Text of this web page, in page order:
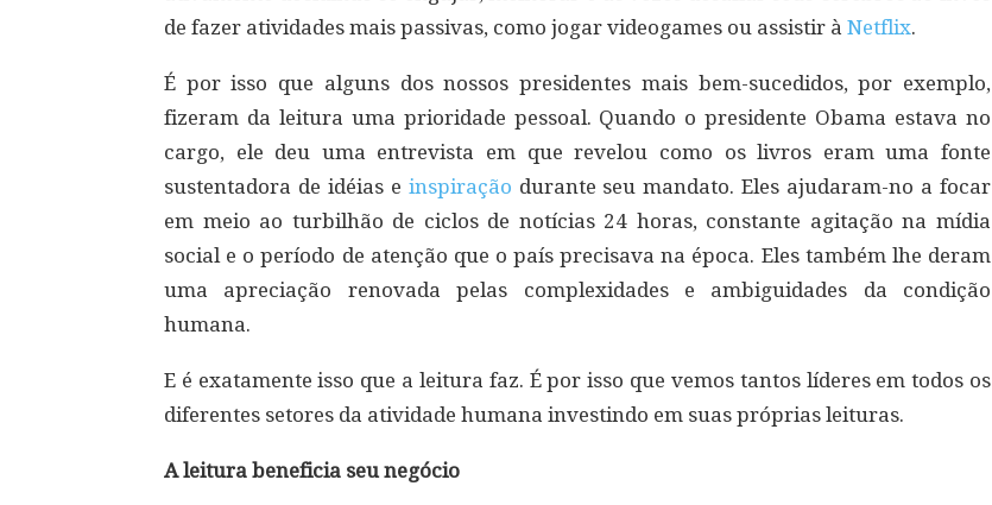
de fazer atividades mais passivas, como jogar videogames ou assistir à Netflix.
É por isso que alguns dos nossos presidentes mais bem-sucedidos, por exemplo,
fizeram da leitura uma prioridade pessoal. Quando o presidente Obama estava no
cargo, ele deu uma entrevista em que revelou como os livros eram uma fonte
sustentadora de idéias e inspiração durante seu mandato. Eles ajudaram-no a focar
em meio ao turbilhão de ciclos de notícias 24 horas, constante agitação na mídia
social e o período de atenção que o país precisava na época. Eles também lhe deram
uma apreciação renovada pelas complexidades e ambiguidades da condição
humana.
E é exatamente isso que a leitura faz. É por isso que vemos tantos líderes em todos os
diferentes setores da atividade humana investindo em suas próprias leituras.
A leitura beneficia seu negócio